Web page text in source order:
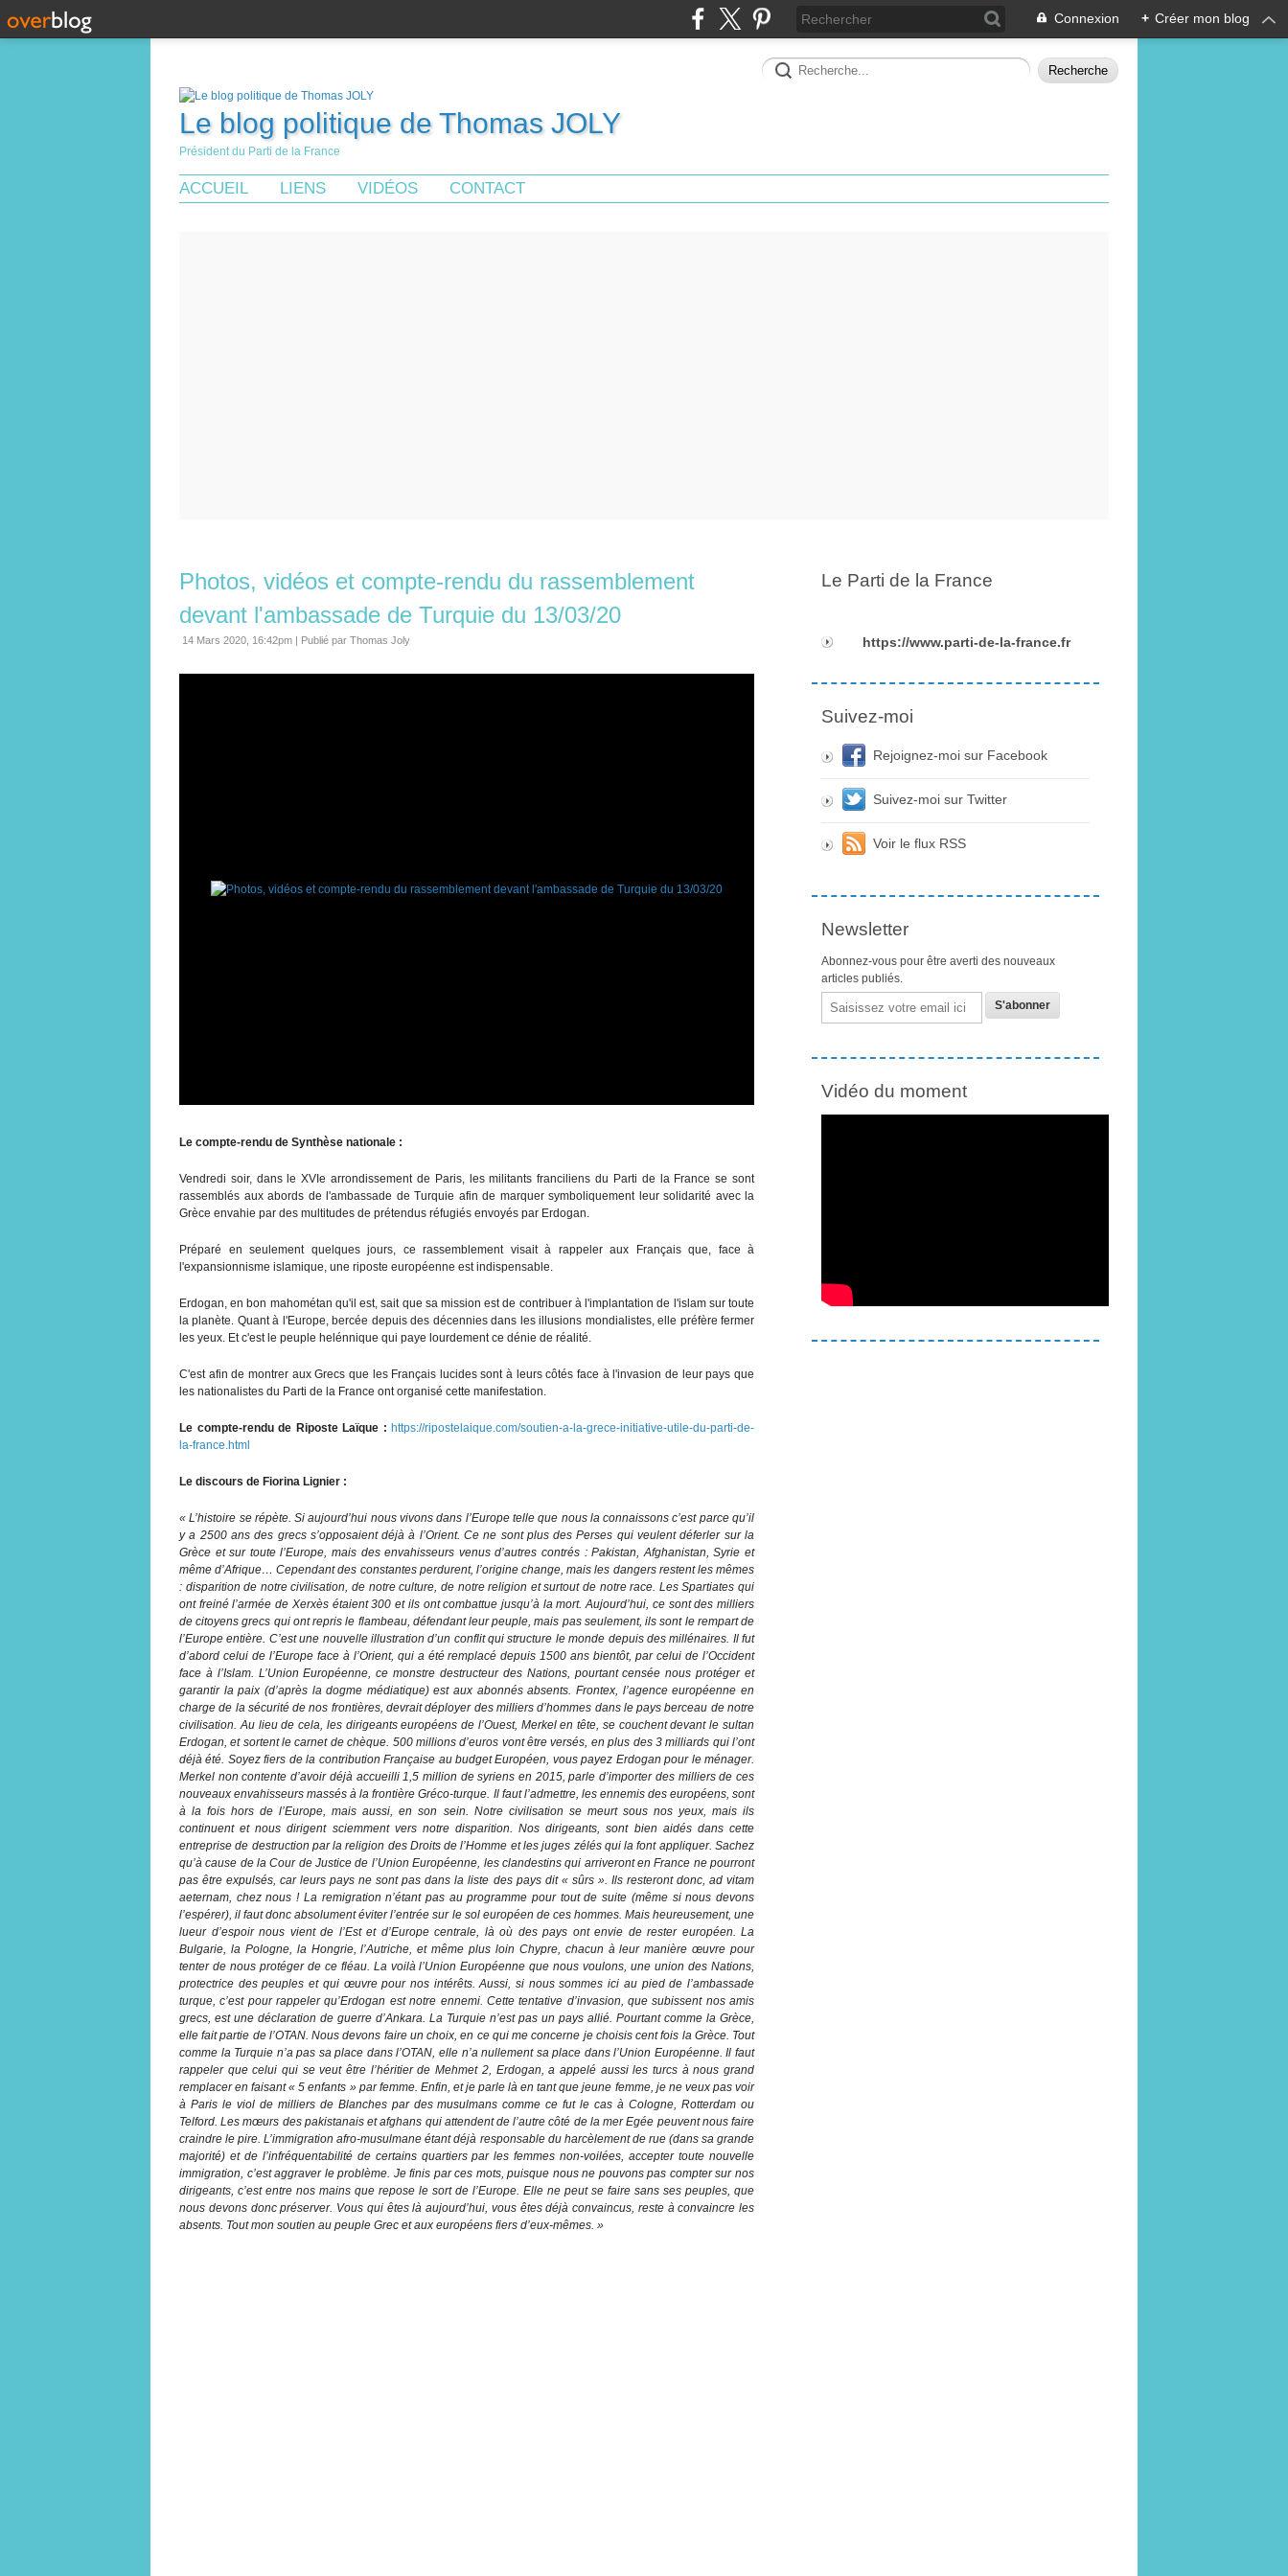
Connexion + Créer mon blog
Le blog politique de Thomas JOLY
Président du Parti de la France
ACCUEIL LIENS VIDÉOS CONTACT
Photos, vidéos et compte-rendu du rassemblement
devant l'ambassade de Turquie du 13/03/20
14 Mars 2020, 16:42pm | Publié par Thomas Joly
Le compte-rendu de Synthèse nationale :
Vendredi soir, dans le XVIe arrondissement de Paris, les militants franciliens du Parti de la France se sont
rassemblés aux abords de l'ambassade de Turquie afin de marquer symboliquement leur solidarité avec la
Grèce envahie par des multitudes de prétendus réfugiés envoyés par Erdogan.
Préparé en seulement quelques jours, ce rassemblement visait à rappeler aux Français que, face à
l'expansionnisme islamique, une riposte européenne est indispensable.
Erdogan, en bon mahométan qu'il est, sait que sa mission est de contribuer à l'implantation de l'islam sur toute
la planète. Quant à l'Europe, bercée depuis des décennies dans les illusions mondialistes, elle préfère fermer
les yeux. Et c'est le peuple helénnique qui paye lourdement ce dénie de réalité.
C'est afin de montrer aux Grecs que les Français lucides sont à leurs côtés face à l'invasion de leur pays que
les nationalistes du Parti de la France ont organisé cette manifestation.
Le compte-rendu de Riposte Laïque : https://ripostelaique.com/soutien-a-la-grece-initiative-utile-du-parti-de-
la-france.html
Le discours de Fiorina Lignier :
« L’histoire se répète. Si aujourd’hui nous vivons dans l’Europe telle que nous la connaissons c’est parce qu’il
y a 2500 ans des grecs s’opposaient déjà à l’Orient. Ce ne sont plus des Perses qui veulent déferler sur la
Grèce et sur toute l’Europe, mais des envahisseurs venus d’autres contrés : Pakistan, Afghanistan, Syrie et
même d’Afrique… Cependant des constantes perdurent, l’origine change, mais les dangers restent les mêmes
: disparition de notre civilisation, de notre culture, de notre religion et surtout de notre race. Les Spartiates qui
ont freiné l’armée de Xerxès étaient 300 et ils ont combattue jusqu’à la mort. Aujourd’hui, ce sont des milliers
de citoyens grecs qui ont repris le flambeau, défendant leur peuple, mais pas seulement, ils sont le rempart de
l’Europe entière. C’est une nouvelle illustration d’un conflit qui structure le monde depuis des millénaires. Il fut
d’abord celui de l’Europe face à l’Orient, qui a été remplacé depuis 1500 ans bientôt, par celui de l’Occident
face à l’Islam. L’Union Européenne, ce monstre destructeur des Nations, pourtant censée nous protéger et
garantir la paix (d’après la dogme médiatique) est aux abonnés absents. Frontex, l’agence européenne en
charge de la sécurité de nos frontières, devrait déployer des milliers d’hommes dans le pays berceau de notre
civilisation. Au lieu de cela, les dirigeants européens de l’Ouest, Merkel en tête, se couchent devant le sultan
Erdogan, et sortent le carnet de chèque. 500 millions d’euros vont être versés, en plus des 3 milliards qui l’ont
déjà été. Soyez fiers de la contribution Française au budget Européen, vous payez Erdogan pour le ménager.
Merkel non contente d’avoir déjà accueilli 1,5 million de syriens en 2015, parle d’importer des milliers de ces
nouveaux envahisseurs massés à la frontière Gréco-turque. Il faut l’admettre, les ennemis des européens, sont
à la fois hors de l’Europe, mais aussi, en son sein. Notre civilisation se meurt sous nos yeux, mais ils
continuent et nous dirigent sciemment vers notre disparition. Nos dirigeants, sont bien aidés dans cette
entreprise de destruction par la religion des Droits de l’Homme et les juges zélés qui la font appliquer. Sachez
qu’à cause de la Cour de Justice de l’Union Européenne, les clandestins qui arriveront en France ne pourront
pas être expulsés, car leurs pays ne sont pas dans la liste des pays dit « sûrs ». Ils resteront donc, ad vitam
aeternam, chez nous ! La remigration n’étant pas au programme pour tout de suite (même si nous devons
l’espérer), il faut donc absolument éviter l’entrée sur le sol européen de ces hommes. Mais heureusement, une
lueur d’espoir nous vient de l’Est et d’Europe centrale, là où des pays ont envie de rester européen. La
Bulgarie, la Pologne, la Hongrie, l’Autriche, et même plus loin Chypre, chacun à leur manière œuvre pour
tenter de nous protéger de ce fléau. La voilà l’Union Européenne que nous voulons, une union des Nations,
protectrice des peuples et qui œuvre pour nos intérêts. Aussi, si nous sommes ici au pied de l’ambassade
turque, c’est pour rappeler qu’Erdogan est notre ennemi. Cette tentative d’invasion, que subissent nos amis
grecs, est une déclaration de guerre d’Ankara. La Turquie n’est pas un pays allié. Pourtant comme la Grèce,
elle fait partie de l’OTAN. Nous devons faire un choix, en ce qui me concerne je choisis cent fois la Grèce. Tout
comme la Turquie n’a pas sa place dans l’OTAN, elle n’a nullement sa place dans l’Union Européenne. Il faut
rappeler que celui qui se veut être l’héritier de Mehmet 2, Erdogan, a appelé aussi les turcs à nous grand
remplacer en faisant « 5 enfants » par femme. Enfin, et je parle là en tant que jeune femme, je ne veux pas voir
à Paris le viol de milliers de Blanches par des musulmans comme ce fut le cas à Cologne, Rotterdam ou
Telford. Les mœurs des pakistanais et afghans qui attendent de l’autre côté de la mer Egée peuvent nous faire
craindre le pire. L’immigration afro-musulmane étant déjà responsable du harcèlement de rue (dans sa grande
majorité) et de l’infréquentabilité de certains quartiers par les femmes non-voilées, accepter toute nouvelle
immigration, c’est aggraver le problème. Je finis par ces mots, puisque nous ne pouvons pas compter sur nos
dirigeants, c’est entre nos mains que repose le sort de l’Europe. Elle ne peut se faire sans ses peuples, que
nous devons donc préserver. Vous qui êtes là aujourd’hui, vous êtes déjà convaincus, reste à convaincre les
absents. Tout mon soutien au peuple Grec et aux européens fiers d’eux-mêmes. »
Le Parti de la France
https://www.parti-de-la-france.fr
Suivez-moi
Rejoignez-moi sur Facebook
Suivez-moi sur Twitter
Voir le flux RSS
Newsletter
Abonnez-vous pour être averti des nouveaux
articles publiés.
Email
Vidéo du moment